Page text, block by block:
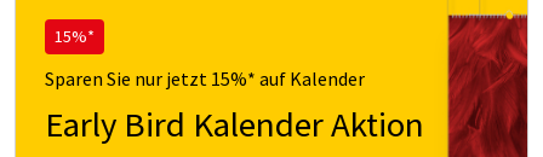
15%*
Sparen Sie nur jetzt 15%* auf Kalender
Early Bird Kalender Aktion